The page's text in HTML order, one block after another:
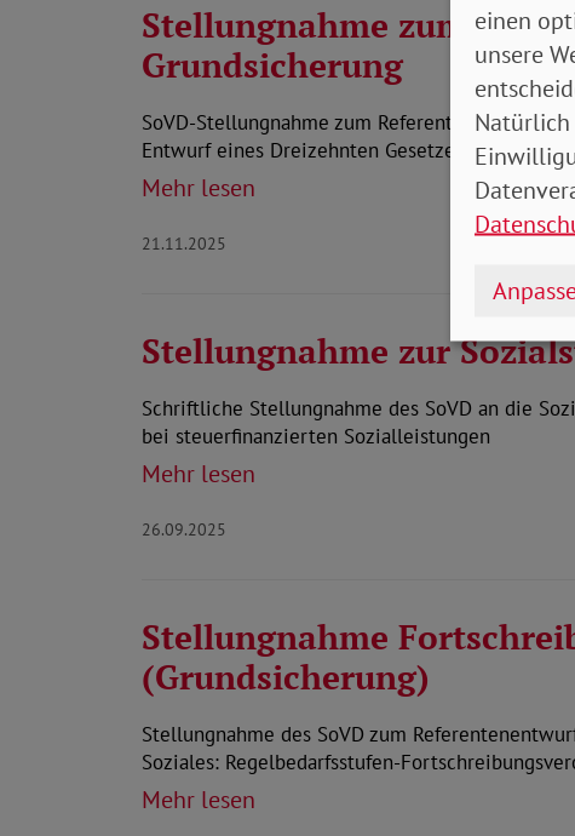
Stellungnahme zum
Grundsicherung
SoVD-Stellungnahme zum Referentenentwurf
Entwurf eines Dreizehnten Gesetzes zur
Mehr lesen
21.11.2025
Stellungnahme zur
Schriftliche Stellungnahme des SoVD an die
bei steuerfinanzierten Sozialleistungen
Mehr lesen
26.09.2025
Stellungnahme
(Grundsicherung)
Stellungnahme des SoVD zum
Soziales: Regelbedarfsstufen-
Mehr lesen
einen
unsere